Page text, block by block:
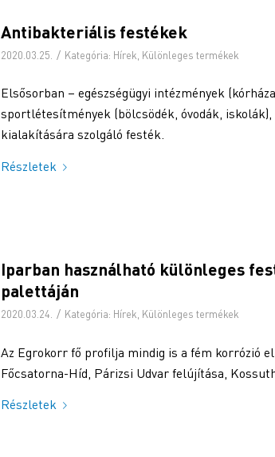
Antibakteriális festékek
2020.03.25. / Kategória: Hírek Különleges termékek
Elsősorban – egészségügyi intézmények
sportlétesítmények (bölcsödék, óvodák,
kialakítására szolgáló festék.
Részletek
Iparban használható különleges
palettáján
2020.03.24. / Kategória: Hírek Különleges termékek
Az Egrokorr fő profilja mindig is a fém korrózió
Főcsatorna-Híd, Párizsi Udvar felújítása,
Részletek